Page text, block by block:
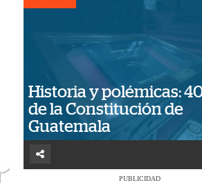
Historia y polémicas:
de la Constitución de
Guatemala
PUBLICIDAD